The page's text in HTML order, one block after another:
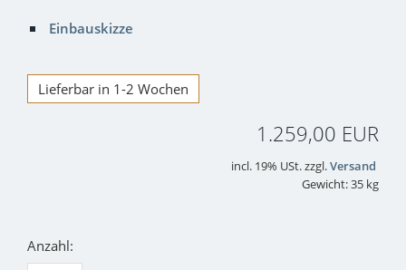
Einbauskizze
Lieferbar in 1-2 Wochen
1.259,00 EUR
incl. 19% USt. zzgl.Versand
Gewicht: 35 kg
Anzahl: